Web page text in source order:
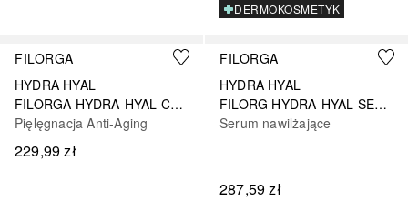
DERMOKOSMETYK
FILORGA
HYDRA HYAL
FILORGA HYDRA-HYAL CREAM
Pięlęgnacja Anti-Aging
229,99 zł
FILORGA
HYDRA HYAL
FILORG HYDRA-HYAL SERUM
Serum nawilżające
287,59 zł